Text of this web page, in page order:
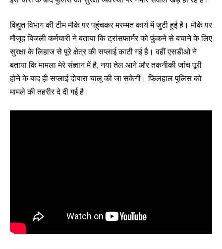
विद्युत विभाग की टीम मौके पर पहुंचकर मरम्मत कार्य में जुटी हुई है। मौके पर
मौजूद बिजली कर्मचारी ने बताया कि ट्रांसफार्मर को फुंकने से बचाने के लिए
सुरक्षा के लिहाज से पूरे क्षेत्र की सप्लाई काटी गई है। वहीं एसडीओ ने
बताया कि मामला मेरे संज्ञान में है, नया तेल आने और तकनीकी जांच पूरी
होने के बाद ही सप्लाई दोबारा चालू की जा सकेगी। फिलहाल पुलिस को
मामले की तहरीर दे दी गई है।